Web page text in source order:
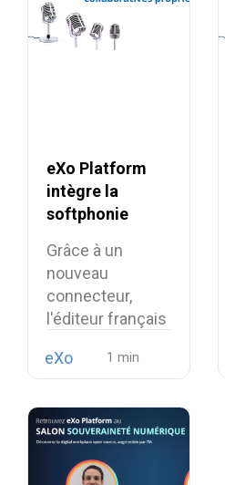
eXo Platform
intègre la
softphonie
renforce son
alternative
européenne aux
suites
collaboratives
Grâce à un
nouveau
connecteur,
l'éditeur français
téléphonie open
eXo